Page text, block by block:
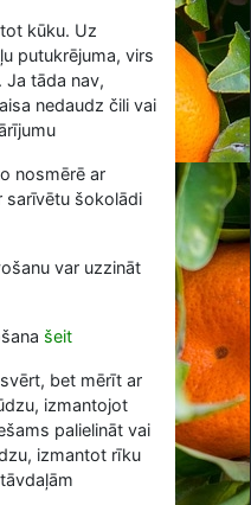
kūku. Uz
putukrējuma, virs
Ja tāda nav,
nedaudz čili vai
nosmērē ar
sarīvētu šokolādi
var uzzināt
šeit
bet mērīt ar
izmantojot
palielināt vai
izmantot rīku